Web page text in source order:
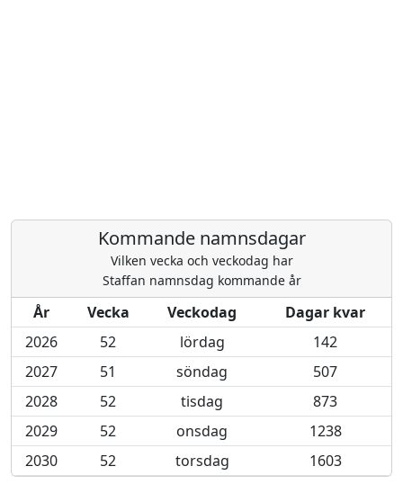
Kommande namnsdagar
Vilken vecka och veckodag har
Staffan namnsdag kommande år
År Vecka Veckodag
Dagar kvar
2026
52 lördag
142
2027
51 söndag
507
2028
52 tisdag
873
2029
52 onsdag
1238
2030
52 torsdag 1603